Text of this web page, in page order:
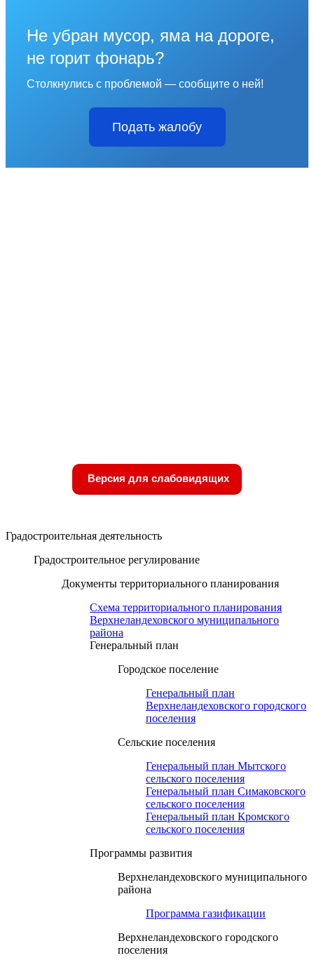
Не убран мусор, яма на дороге,
не горит фонарь?
Столкнулись с проблемой — сообщите о ней!
Подать жалобу
Версия для слабовидящих
Градостроительная деятельность
Градостроительное регулирование
Документы территориального планирования
Схема территориального планирования
Верхнеландеховского муниципального
района
Генеральный план
Городское поселение
Генеральный план
Верхнеландеховского городского
поселения
Сельские поселения
Генеральный план Мытского
сельского поселения
Генеральный план Симаковского
сельского поселения
Генеральный план Кромского
сельского поселения
Программы развития
Верхнеландеховского муниципального
района
Программа газификации
Верхнеландеховского городского
поселения